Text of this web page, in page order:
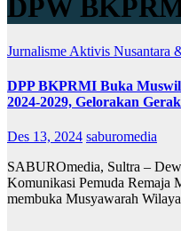
DPW
Jurnalisme Aktivis Nusantara
DPP BKPRMI Buka
2024-2029, Gelorakan
Des 13, 2024 saburomedia
SABUROmedia, Sultra –
Komunikasi Pemuda Remaja
membuka Musyawarah